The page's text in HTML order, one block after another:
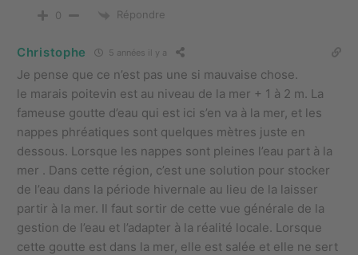
0 Répondre
Christophe 5 années il y a
Je pense que ce n’est pas une si mauvaise chose.
le marais poitevin est au niveau de la mer + 1 à 2 m. La
fameuse goutte d’eau qui est ici s’en va à la mer, et les
nappes phréatiques sont quelques mètres juste en
dessous. Lorsque les nappes sont pleines l’eau part à la
mer . Dans cette région, c’est une solution pour stocker
de l’eau dans la période hivernale au lieu de la laisser
partir à la mer. Il faut sortir de cette vue générale de la
gestion de l’eau et l’adapter à la réalité locale. Lorsque
cette goutte est dans la mer, elle est salée et elle ne sert